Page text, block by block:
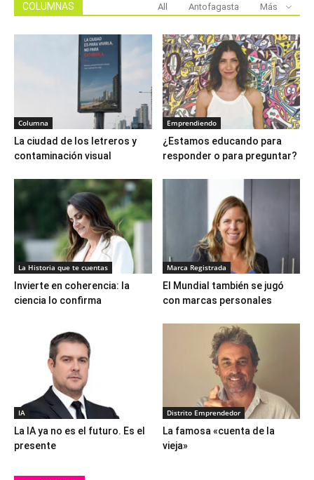
COLUMNAS All Antofagasta Más
Columna
La ciudad de los letreros y
contaminación visual
Emprendiendo
¿Estamos educando para
responder o para preguntar?
La Historia que te cuentas
Invierte en coherencia: la
ciencia lo confirma
Marca Registrada
El Mundial también se jugó
con marcas personales
IA
La IA ya no es el futuro. Es el
presente
Distrito Emprendedor
La famosa «cuenta de la
vieja»